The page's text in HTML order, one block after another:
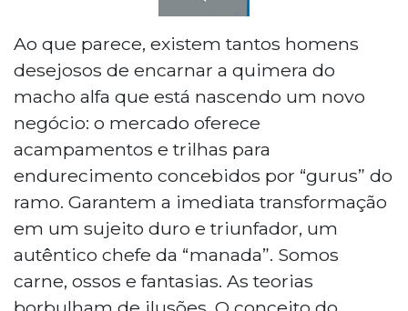
Ao que parece, existem tantos homens
desejosos de encarnar a quimera do
macho alfa que está nascendo um novo
negócio: o mercado oferece
acampamentos e trilhas para
endurecimento concebidos por “gurus” do
ramo. Garantem a imediata transformação
em um sujeito duro e triunfador, um
autêntico chefe da “manada”. Somos
carne, ossos e fantasias. As teorias